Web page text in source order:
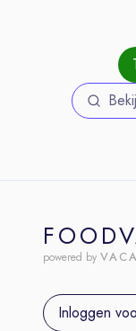
powered by
Inloggen